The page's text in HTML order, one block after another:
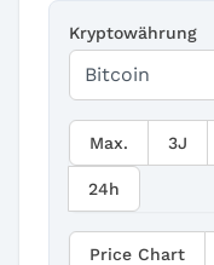
Kryptowährung
Max. 3J
24h
Price Chart